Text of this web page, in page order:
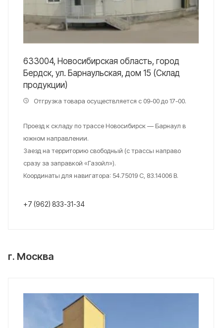
633004, Новосибирская область, город
Бердск, ул. Барнаульская, дом 15 (Склад
продукции)
Отгрузка товара осуществляется с 09-00 до 17-00.
Проезд к складу по трассе Новосибирск — Барнаул в
южном направлении.
Заезд на территорию свободный (с трассы направо
сразу за заправкой «Газойл»).
Координаты для навигатора: 54.75019 С, 83.14006 В.
+7 (962) 833-31-34
г. Москва